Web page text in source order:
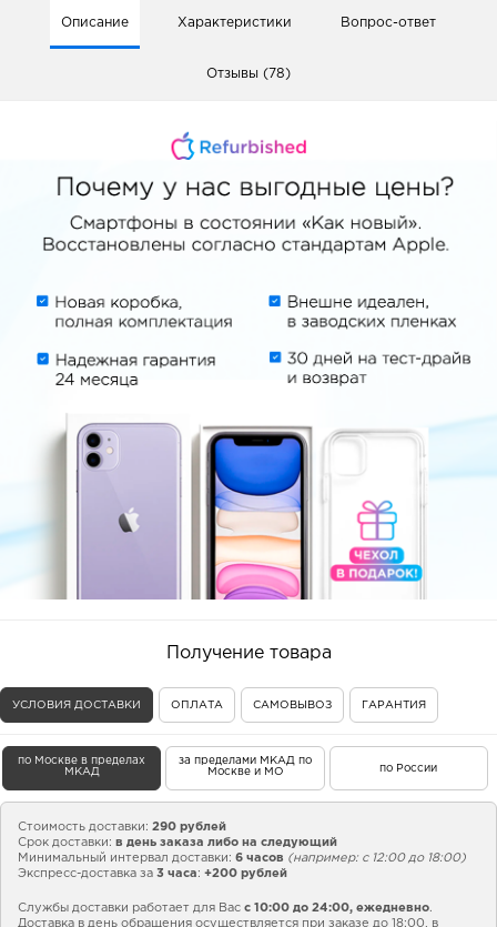
Описание Характеристики Вопрос-ответ
Отзывы (78)
Получение товара
УСЛОВИЯ ДОСТАВКИ ОПЛАТА САМОВЫВОЗ ГАРАНТИЯ
по Москве в пределах
МКАД
за пределами МКАД по
Москве и МО
по России
Стоимость доставки: 290 рублей
Срок доставки: в день заказа либо на следующий
Минимальный интервал доставки: 6 часов (например: с 12:00 до 18:00)
Экспресс-доставка за 3 часа : +200 рублей
Службы доставки работает для Вас с 10:00 до 24:00, ежедневно.
Доставка в день обращения осуществляется при заказе до 18:00, в